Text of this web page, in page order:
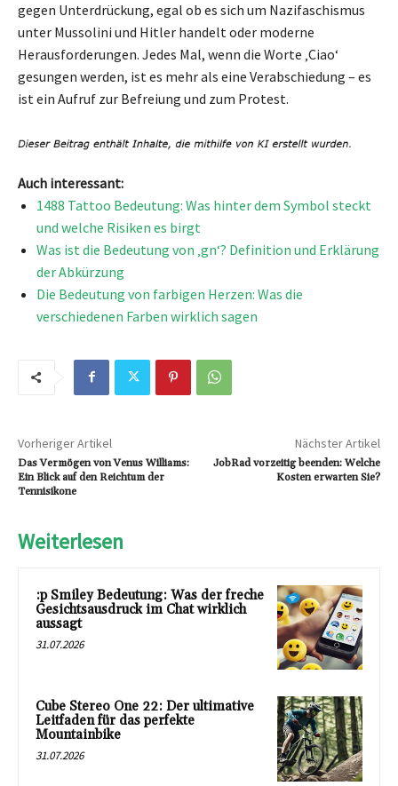
gegen Unterdrückung, egal ob es sich um Nazifaschismus
unter Mussolini und Hitler handelt oder moderne
Herausforderungen. Jedes Mal, wenn die Worte ‚Ciao‘
gesungen werden, ist es mehr als eine Verabschiedung – es
ist ein Aufruf zur Befreiung und zum Protest.
Auch interessant:
1488 Tattoo Bedeutung: Was hinter dem Symbol steckt
und welche Risiken es birgt
Was ist die Bedeutung von ‚gn‘? Definition und Erklärung
der Abkürzung
Die Bedeutung von farbigen Herzen: Was die
verschiedenen Farben wirklich sagen
Vorheriger Artikel
Das Vermögen von Venus Williams:
Ein Blick auf den Reichtum der
Tennisikone
Nächster Artikel
JobRad vorzeitig beenden: Welche
Kosten erwarten Sie?
Weiterlesen
:p Smiley Bedeutung: Was der freche
Gesichtsausdruck im Chat wirklich
aussagt
31.07.2026
Cube Stereo One 22: Der ultimative
Leitfaden für das perfekte
Mountainbike
31.07.2026